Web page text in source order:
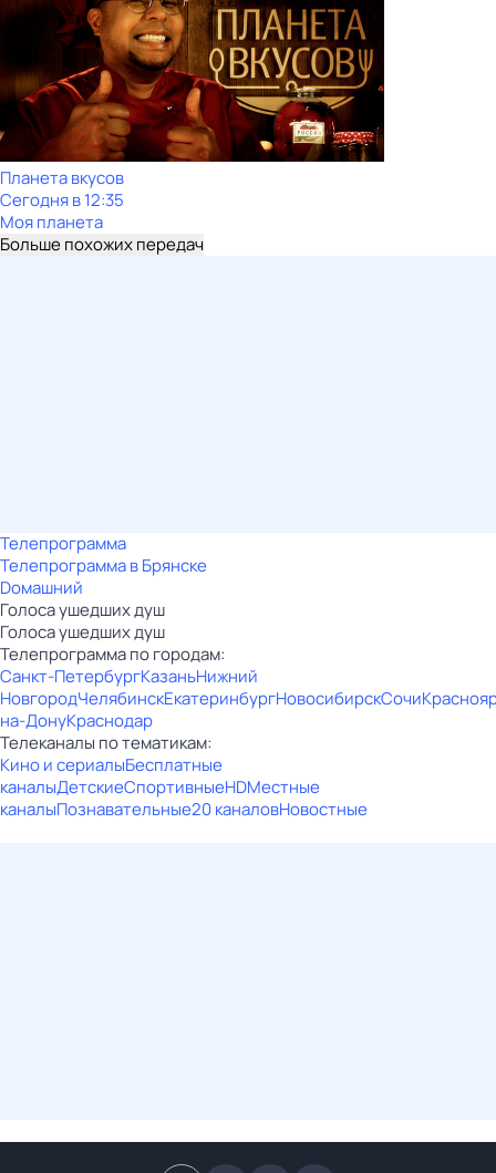
Планета вкусов
Сегодня в 12:35
Моя планета
Больше похожих передач
Телепрограмма
Телепрограмма в Брянске
Dомашний
Голocа ушедших душ
Голocа ушедших душ
Телепрограмма по городам:
Санкт-ПетербургКазаньНижний
НовгородЧелябинскЕкатеринбургНовосибирскСочи
на-ДонуКраснодар
Телеканалы по тематикам:
Кино и сериалыБесплатные
каналыДетскиеСпортивныеHDМестные
каналыПознавательные20 каналовНовостные